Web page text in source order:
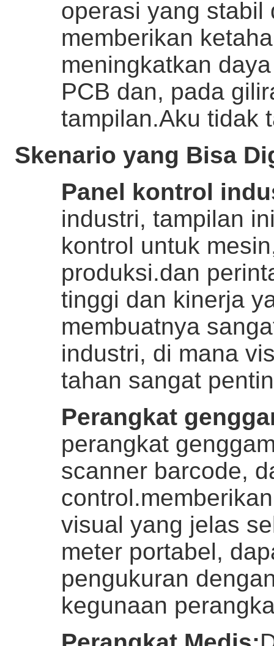
operasi yang stabil
memberikan
meningkatkan
PCB dan, pada
tampilan.Aku tidak
Skenario yang Bisa
Panel kontrol
industri, tampilan
kontrol untuk
produksi.dan
tinggi dan kinerja
membuatnya
industri, di mana
tahan sangat
Perangkat
perangkat
scanner barcode,
visual yang jelas
meter portabel,
pengukuran
kegunaan